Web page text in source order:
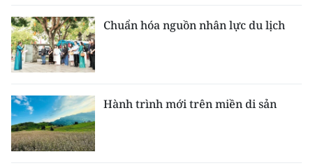
Chuẩn hóa nguồn nhân lực du lịch
Hành trình mới trên miền di sản